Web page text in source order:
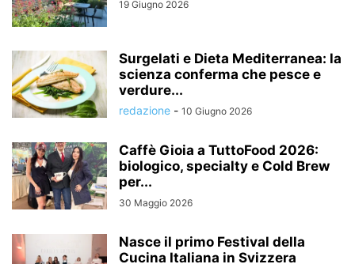
19 Giugno 2026
Surgelati e Dieta Mediterranea: la
scienza conferma che pesce e
verdure...
redazione - 10 Giugno 2026
Caffè Gioia a TuttoFood 2026:
biologico, specialty e Cold Brew
per...
30 Maggio 2026
Nasce il primo Festival della
Cucina Italiana in Svizzera